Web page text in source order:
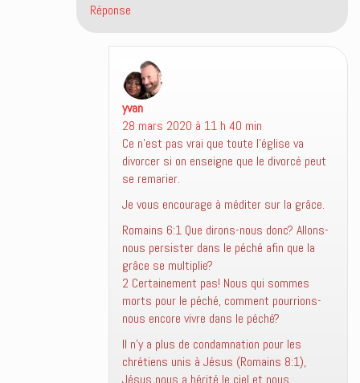
Réponse
yvan
28 mars 2020 à 11 h 40 min
Ce n’est pas vrai que toute l’église va
divorcer si on enseigne que le divorcé peut
se remarier.
Je vous encourage à méditer sur la grâce.
Romains 6:1 Que dirons-nous donc? Allons-
nous persister dans le péché afin que la
grâce se multiplie?
2 Certainement pas! Nous qui sommes
morts pour le péché, comment pourrions-
nous encore vivre dans le péché?
Il n’y a plus de condamnation pour les
chrétiens unis à Jésus (Romains 8:1),
Jésus nous a hérité le ciel et nous